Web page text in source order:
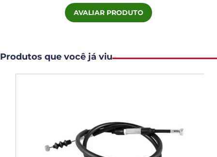
AVALIAR PRODUTO
Produtos que você já viu